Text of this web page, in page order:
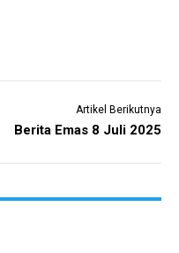
Artikel Berikutnya
Berita Emas 8 Juli 2025